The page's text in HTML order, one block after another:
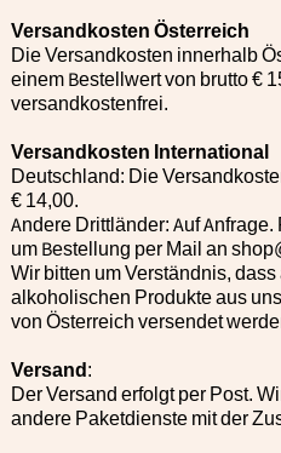
Versandkosten Österreich
Die Versandkosten innerhalb
einem Bestellwert von brutto €
versandkostenfrei.
Versandkosten International
Deutschland: Die
€ 14,00.
Andere Drittländer: Auf
um Bestellung per Mail an
Wir bitten um Verständnis,
alkoholischen Produkte aus
von Österreich versendet
Versand:
Der Versand erfolgt per Post.
andere Paketdienste mit der